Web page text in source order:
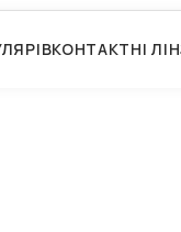
КОНТАКТНІ